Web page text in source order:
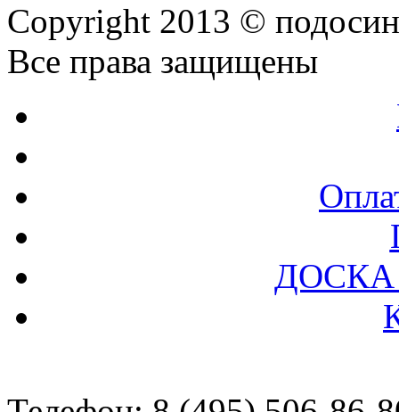
Copyright 2013 ©
Все права защищены